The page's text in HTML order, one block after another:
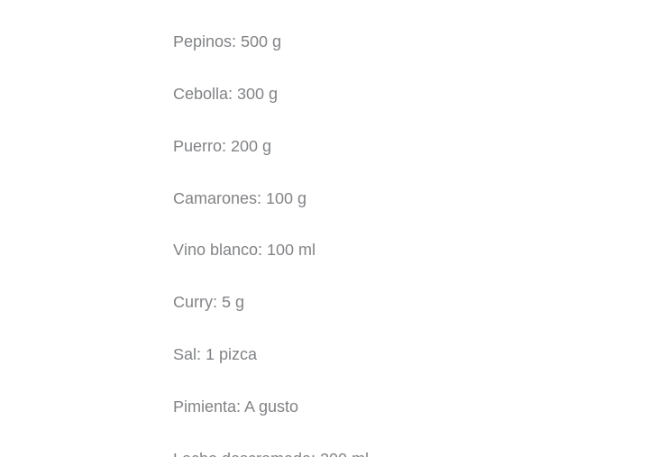
Pepinos: 500 g
Cebolla: 300 g
Puerro: 200 g
Camarones: 100 g
Vino blanco: 100 ml
Curry: 5 g
Sal: 1 pizca
Pimienta: A gusto